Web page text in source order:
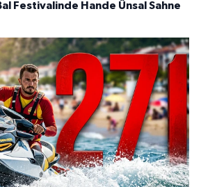
Festivalinde Hande Ünsal Sahne